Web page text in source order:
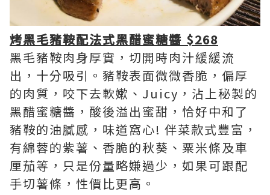
烤黑毛豬鞍配法式黑醋蜜糖醬 $268
黑毛豬鞍肉身厚實，切開時肉汁緩緩流
出，十分吸引。豬鞍表面微微香脆，偏厚
的肉質，咬下去軟嫰、Juicy，沾上秘製的
黑醋蜜糖醬，酸後溢出蜜甜，恰好中和了
豬鞍的油膩感，味道窩心! 伴菜款式豐富，
有綿蓉的紫薯、香脆的秋葵、粟米條及車
厘茄等，只是份量略嫌過少，如果可跟配
手切薯條，性價比更高。